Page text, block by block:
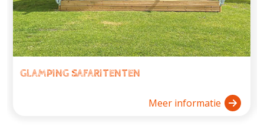
GLAMPING SAFARITENTEN
Meer informatie